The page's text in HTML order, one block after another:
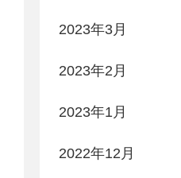
2023年3月
2023年2月
2023年1月
2022年12月